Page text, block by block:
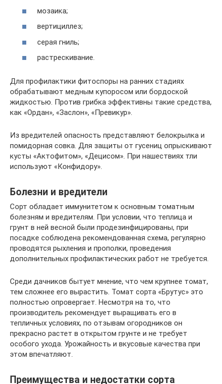
мозаика;
вертициллез;
серая гниль;
растрескивание.
Для профилактики фитоспоры на ранних стадиях
обрабатывают медным купоросом или бордоской
жидкостью. Против грибка эффективны такие средства,
как «Ордан», «Заслон», «Превикур».
Из вредителей опасность представляют белокрылка и
помидорная совка. Для защиты от гусениц опрыскивают
кусты «Актофитом», «Децисом». При нашествиях тли
используют «Конфидору».
Болезни и вредители
Сорт обладает иммунитетом к основным томатным
болезням и вредителям. При условии, что теплица и
грунт в ней весной были продезинфицированы, при
посадке соблюдена рекомендованная схема, регулярно
проводятся рыхления и прополки, проведения
дополнительных профилактических работ не требуется.
Среди дачников бытует мнение, что чем крупнее томат,
тем сложнее его вырастить. Томат сорта «Брутус» это
полностью опровергает. Несмотря на то, что
производитель рекомендует выращивать его в
тепличных условиях, по отзывам огородников он
прекрасно растет в открытом грунте и не требует
особого ухода. Урожайность и вкусовые качества при
этом впечатляют.
Преимущества и недостатки сорта